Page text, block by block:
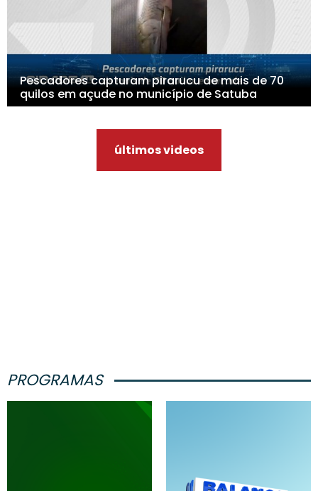
Pescadores capturam pirarucu de mais de 70
quilos em açude no município de Satuba
últimos videos
PROGRAMAS